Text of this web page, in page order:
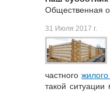
Общественная
31 Июля 2017 г.
частного
такой